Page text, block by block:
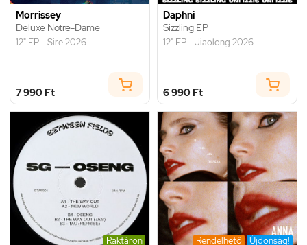
Morrissey
Deluxe Notre-Dame
12" EP - Sire 2026
7 990 Ft
Daphni
Sizzling EP
12" EP - Jiaolong 2026
6 990 Ft
Raktáron Rendelhető Újdonság!